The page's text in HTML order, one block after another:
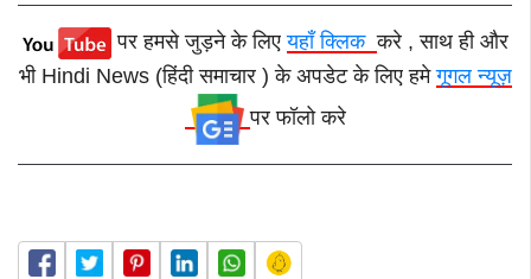
पर हमसे जुड़ने के लिएयहाँ क्लिककरे , साथ ही और
भी Hindi News (हिंदी समाचार ) के अपडेट के लिए हमेगूगल न्यूज़
पर फॉलो करे